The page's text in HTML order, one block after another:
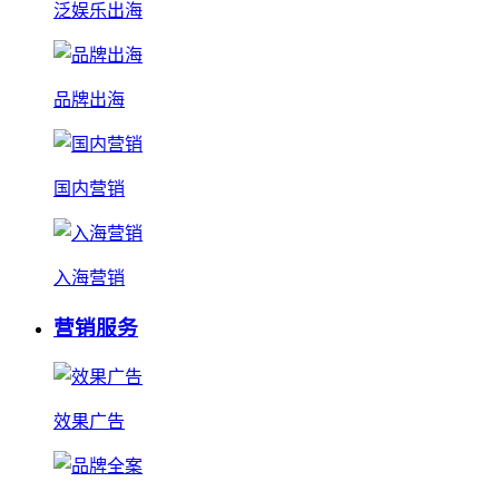
泛娱乐出海
品牌出海
国内营销
入海营销
营销服务
效果广告